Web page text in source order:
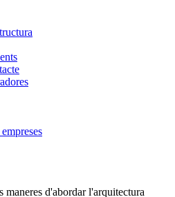
maneres d'abordar l'arquitectura